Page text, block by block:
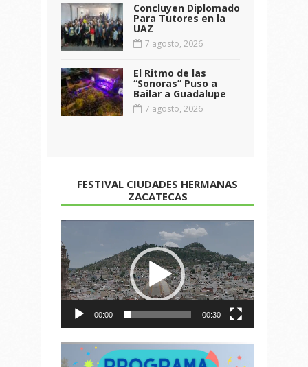
Concluyen Diplomado
Para Tutores en la
UAZ
7 agosto, 2026
El Ritmo de las
“Sonoras” Puso a
Bailar a Guadalupe
7 agosto, 2026
FESTIVAL CIUDADES HERMANAS
ZACATECAS
de
vídeo
00:00 00:30